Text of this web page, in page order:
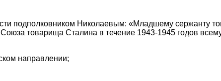
подполковником Николаевым: «Младшему сержанту
товарища Сталина в течение 1943-1945 годов
направлении;